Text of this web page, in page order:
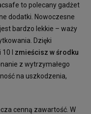
to polecany gadżet
dodatki. Nowoczesne
bardzo lekkie – waży
Dzięki
l zmieścisz w środku
z wytrzymałego
na uszkodzenia,
cenną zawartość. W